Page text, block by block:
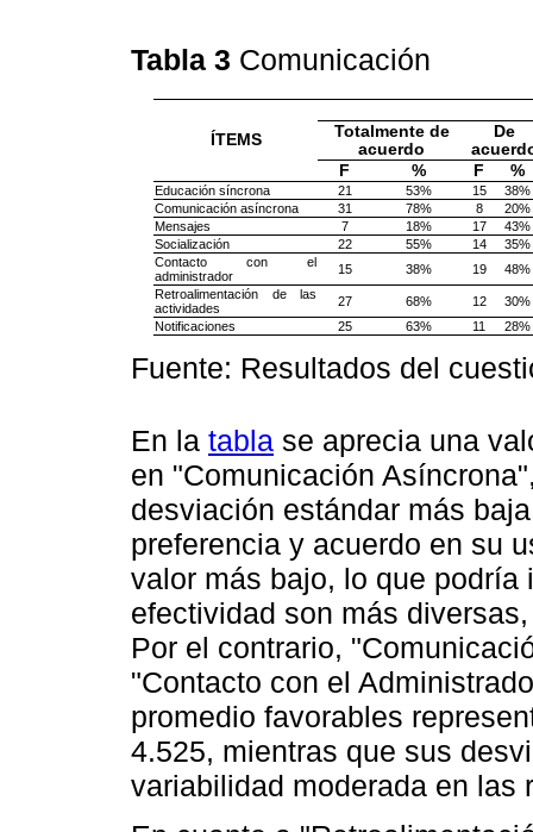
Tabla 3 Comunicación
ÍTEMS
Totalmente de
acuerdo
De
F
% F %
Educación síncrona 21 53% 15
38%
Comunicación asíncrona
31 78% 8
20%
Mensajes
7 18% 17
43%
Socialización
22 55% 14
35%
Contacto con el
administrador
15 38% 19
48%
Retroalimentación de las
actividades
27 68% 12
30%
Notificaciones
25 63% 11 28%
Fuente: Resultados del
En la tabla se aprecia una
en "Comunicación
desviación estándar más
preferencia y acuerdo en su
valor más bajo, lo que
efectividad son más
Por el contrario,
"Contacto con el
promedio favorables
4.525, mientras que sus
variabilidad moderada en las